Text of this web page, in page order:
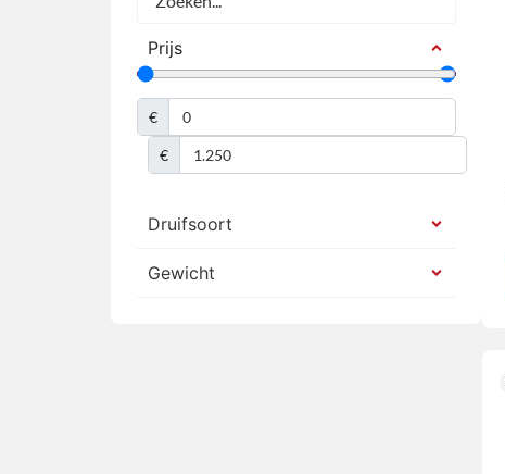
Prijs
€
€
Druifsoort
Gewicht